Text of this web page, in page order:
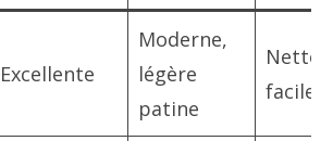
Excellente
Moderne,
légère
patine
facile